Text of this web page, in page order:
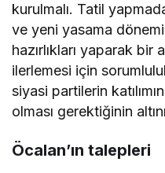
kurulmalı. Tatil
ve yeni yasama
hazırlıkları yaparak bir
ilerlemesi için
siyasi partilerin
olması gerektiğinin
Öcalan’ın talepleri